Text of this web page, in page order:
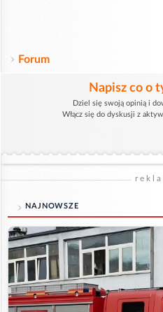
Forum
Napisz co o
Dziel się swoją opinią i
Włącz się do dyskusji z
NAJNOWSZE